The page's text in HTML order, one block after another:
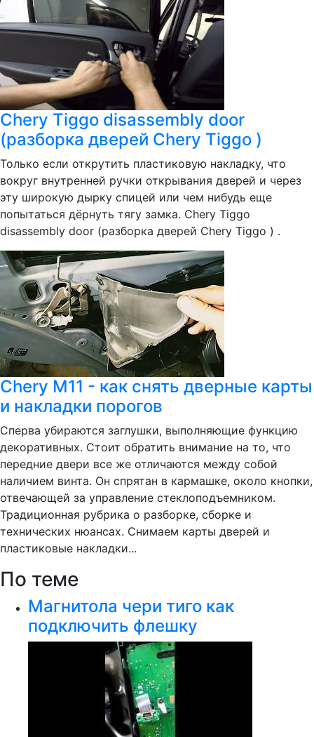
Chery Tiggo disassembly door
(разборка дверей Chery Tiggo )
Только если открутить пластиковую накладку, что
вокруг внутренней ручки открывания дверей и через
эту широкую дырку спицей или чем нибудь еще
попытаться дёрнуть тягу замка. Chery Tiggo
disassembly door (разборка дверей Chery Tiggo ) .
Chery M11 - как снять дверные карты
и накладки порогов
Сперва убираются заглушки, выполняющие функцию
декоративных. Стоит обратить внимание на то, что
передние двери все же отличаются между собой
наличием винта. Он спрятан в кармашке, около кнопки,
отвечающей за управление стеклоподъемником.
Традиционная рубрика о разборке, сборке и
технических нюансах. Снимаем карты дверей и
пластиковые накладки...
По теме
Магнитола чери тиго как
подключить флешку